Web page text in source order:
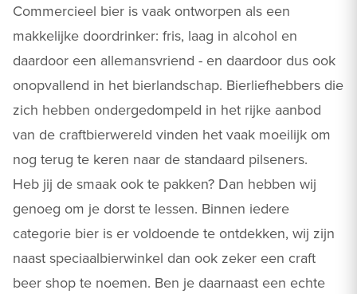
Commercieel bier is vaak ontworpen als een
makkelijke doordrinker: fris, laag in alcohol en
daardoor een allemansvriend - en daardoor dus ook
onopvallend in het bierlandschap. Bierliefhebbers die
zich hebben ondergedompeld in het rijke aanbod
van de craftbierwereld vinden het vaak moeilijk om
nog terug te keren naar de standaard pilseners.
Heb jij de smaak ook te pakken? Dan hebben wij
genoeg om je dorst te lessen. Binnen iedere
categorie bier is er voldoende te ontdekken, wij zijn
naast speciaalbierwinkel dan ook zeker een craft
beer shop te noemen. Ben je daarnaast een echte